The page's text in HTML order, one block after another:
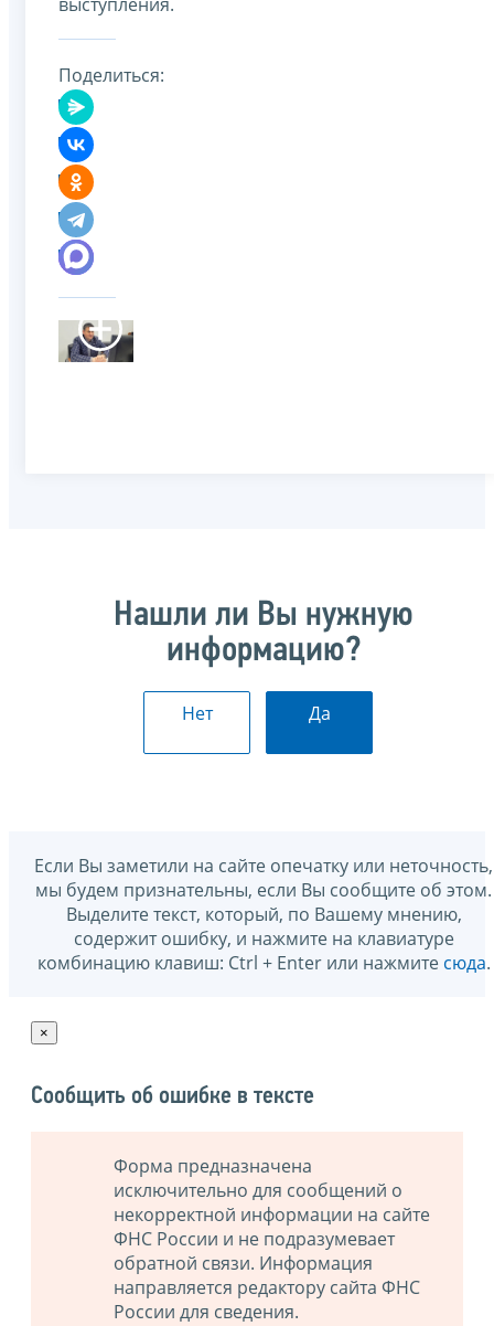
Поделиться:
Нашли ли Вы нужную
информацию?
Нет Да
Если Вы заметили на сайте опечатку или неточность,
мы будем признательны, если Вы сообщите об этом.
Выделите текст, который, по Вашему мнению,
содержит ошибку, и нажмите на клавиатуре
комбинацию клавиш: Ctrl + Enter или нажмите сюда.
×
Сообщить об ошибке в тексте
Форма предназначена
исключительно для сообщений о
некорректной информации на сайте
ФНС России и не подразумевает
обратной связи. Информация
направляется редактору сайта ФНС
России для сведения.